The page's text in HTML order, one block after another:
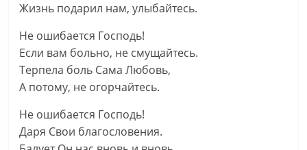
Екатеринбурга
Жизнь подарил нам, улыбайтесь.
Не ошибается Господь!
Если вам больно, не смущайтесь.
Терпела боль Сама Любовь,
А потому, не огорчайтесь.
Не ошибается Господь!
Даря Свои благословения.